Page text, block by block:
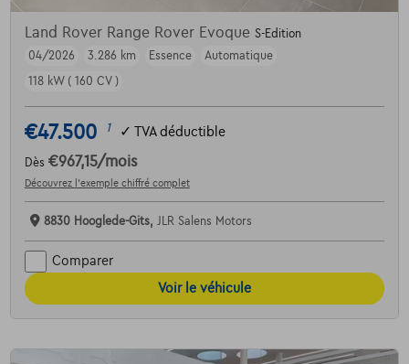
Land Rover Range Rover Evoque S-Edition
04/2026
3.286 km Essence
Automatique
118 kW ( 160 CV )
€47.500 1 ✓ TVA déductible
Dès €967,15/mois
Découvrez l’exemple chiffré complet
8830 Hooglede-Gits, JLR Salens Motors
Comparer
Voir le véhicule